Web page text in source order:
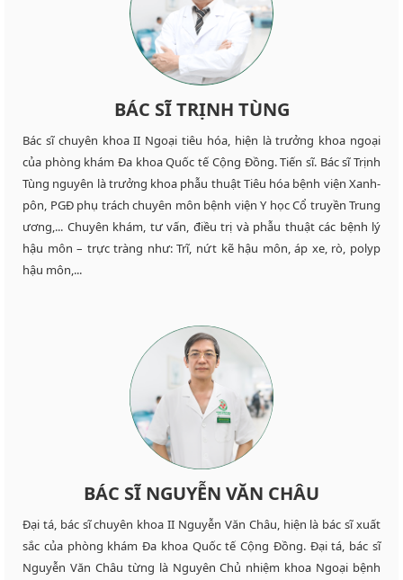
BÁC SĨ TRỊNH TÙNG
Bác sĩ chuyên khoa II Ngoại tiêu hóa, hiện là trưởng khoa ngoại
của phòng khám Đa khoa Quốc tế Cộng Đồng. Tiến sĩ. Bác sĩ Trịnh
Tùng nguyên là trưởng khoa phẫu thuật Tiêu hóa bệnh viện Xanh-
pôn, PGĐ phụ trách chuyên môn bệnh viện Y học Cổ truyền Trung
ương,... Chuyên khám, tư vấn, điều trị và phẫu thuật các bệnh lý
hậu môn – trực tràng như: Trĩ, nứt kẽ hậu môn, áp xe, rò, polyp
hậu môn,...
BÁC SĨ NGUYỄN VĂN CHÂU
Đại tá, bác sĩ chuyên khoa II Nguyễn Văn Châu, hiện là bác sĩ xuất
sắc của phòng khám Đa khoa Quốc tế Cộng Đồng. Đại tá, bác sĩ
Nguyễn Văn Châu từng là Nguyên Chủ nhiệm khoa Ngoại bệnh